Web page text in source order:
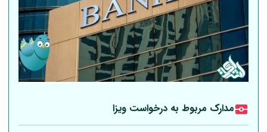
مدارک مربوط به درخواست ویزا